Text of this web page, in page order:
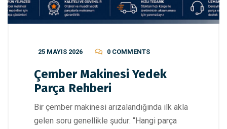
25 MAYIS 2026 0 COMMENTS
Çember Makinesi Yedek
Parça Rehberi
Bir çember makinesi arızalandığında ilk akla
gelen soru genellikle şudur: “Hangi parça